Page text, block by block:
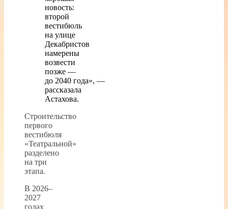
новость:
второй
вестибюль
на улице
Декабристов
намерены
возвести
позже —
до 2040 года», —
рассказала
Астахова.
Строительство
первого
вестибюля
«Театральной»
разделено
на три
этапа.
В 2026–
2027
годах